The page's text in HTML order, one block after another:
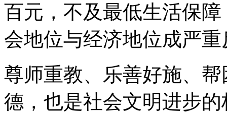
百元，不及最低生活保
会地位与经济地位成严
尊师重教、乐善好施、
德，也是社会文明进步